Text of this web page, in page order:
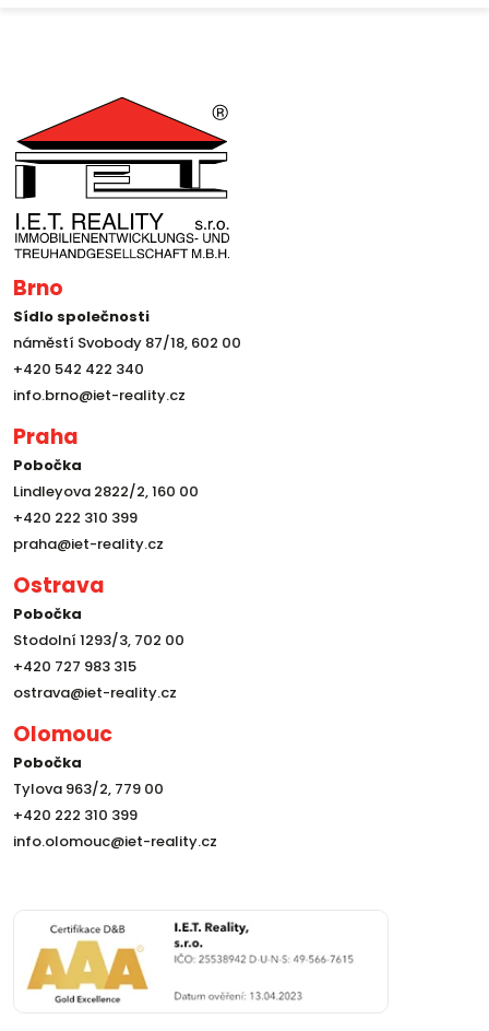
Brno
Sídlo společnosti
náměstí Svobody 87/18, 602 00
+420 542 422 340
info.brno@iet-reality.cz
Praha
Pobočka
Lindleyova 2822/2, 160 00
+420 222 310 399
praha@iet-reality.cz
Ostrava
Pobočka
Stodolní 1293/3, 702 00
+420 727 983 315
ostrava@iet-reality.cz
Olomouc
Pobočka
Tylova 963/2, 779 00
+420 222 310 399
info.olomouc@iet-reality.cz